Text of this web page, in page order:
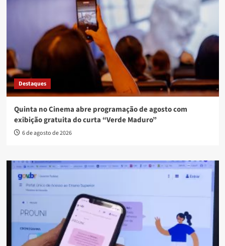
Destaques
Quinta no Cinema abre programação de agosto com
exibição gratuita do curta “Verde Maduro”
6 de agosto de 2026